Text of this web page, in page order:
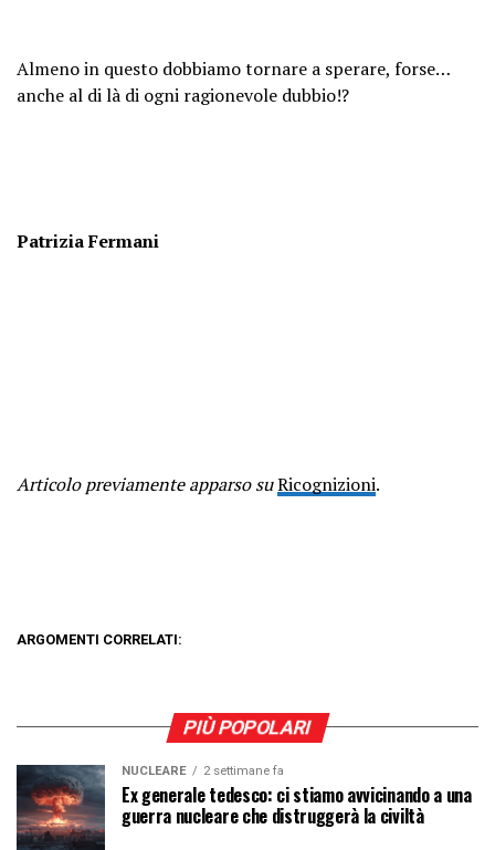
Almeno in questo dobbiamo tornare a sperare, forse…
anche al di là di ogni ragionevole dubbio!?
Patrizia Fermani
Articolo previamente apparso suRicognizioni.
ARGOMENTI CORRELATI:
PIÙ POPOLARI
NUCLEARE 2 settimane fa
Ex generale tedesco: ci stiamo avvicinando a una
guerra nucleare che distruggerà la civiltà